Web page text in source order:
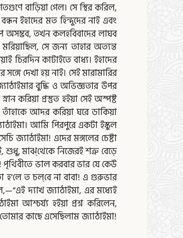
বাড়িয়া গেল। সে স্থির করিল,
ইহাদের মত হিন্দুদের নাই এবং
অসম্ভব, তখন কলহবিবাদের লাঘব
মরিয়াছিল, সে জন্য তাহার অত্যন্ত
চিরদিন কাটাইতে বাধ্য। ইহাদের
দেখা হয় নাই। সেই মারামারির
বুদ্ধি ও অভিজ্ঞতার উপর
করিয়া প্রস্তুত হইয়া সেই অস্পষ্ট
আদর করিয়া ঘরে ডাকিয়া
আমি পিরপুরে একটা ইস্কুল
জ্যাঠাইমা! এদের মঙ্গলের চেষ্টা
শুধু, মাঝ্‌থেকে নিজেরই শত্রু বেড়ে
ভাল করবার ভার যে কেউ
হ’লে ত চল্‌বে না বাবা! এ গুরুভার
দ্যাখ জ্যাঠাইমা, এর মধ্যেই
আশ্চর্য্য হইয়া প্রশ্ন করিলেন,
কাছে এসেছিলাম জ্যাঠাইমা!